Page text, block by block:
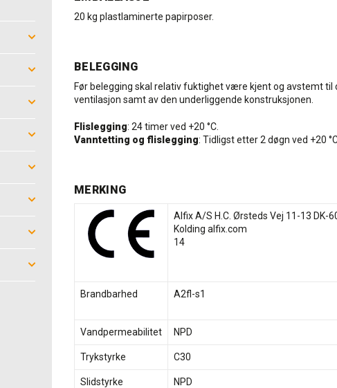
20 kg plastlaminerte papirposer.
BELEGGING
Før belegging skal relativ fuktighet være kjent og avstemt
ventilasjon samt av den underliggende konstruksjonen.
Flislegging: 24 timer ved +20 °C.
Vanntetting og flislegging: Tidligst etter 2 døgn ved +20
MERKING
Alfix A/S H.C. Ørsteds Vej 11-13 DK-
Kolding alfix.com
14
Brandbarhed A2fl-s1
Vandpermeabilitet NPD
Trykstyrke C30
Slidstyrke NPD